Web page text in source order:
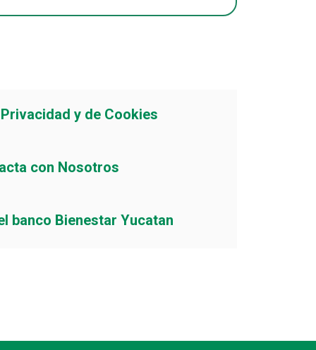
y de Cookies
con Nosotros
banco Bienestar Yucatan